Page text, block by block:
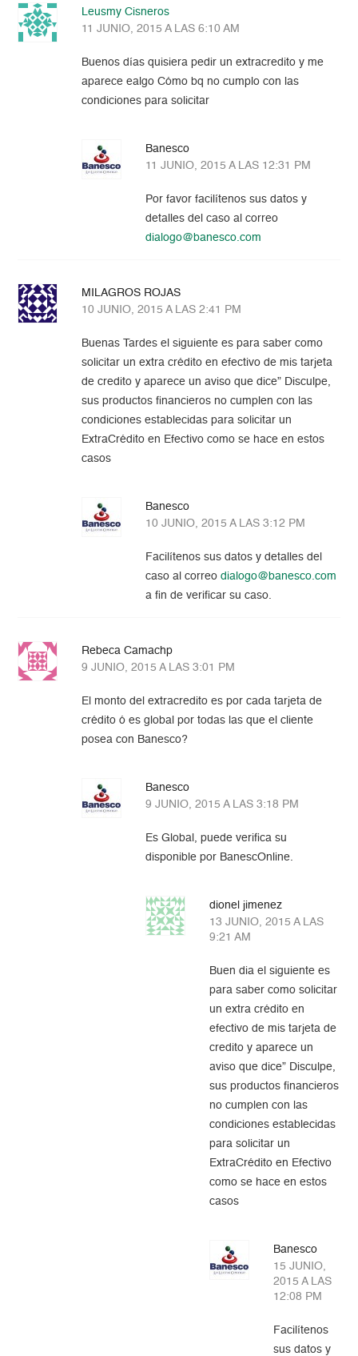
Leusmy Cisneros
11 JUNIO, 2015 A LAS 6:10 AM
Buenos días quisiera pedir un extracredito y me
aparece ealgo Cómo bq no cumplo con las
condiciones para solicitar
Banesco
11 JUNIO, 2015 A LAS 12:31 PM
Por favor facilítenos sus datos y
detalles del caso al correo
dialogo@banesco.com
MILAGROS ROJAS
10 JUNIO, 2015 A LAS 2:41 PM
Buenas Tardes el siguiente es para saber como
solicitar un extra crédito en efectivo de mis tarjeta
de credito y aparece un aviso que dice” Disculpe,
sus productos financieros no cumplen con las
condiciones establecidas para solicitar un
ExtraCrédito en Efectivo como se hace en estos
casos
Banesco
10 JUNIO, 2015 A LAS 3:12 PM
Facilítenos sus datos y detalles del
caso al correodialogo@banesco.com
a fin de verificar su caso.
Rebeca Camachp
9 JUNIO, 2015 A LAS 3:01 PM
El monto del extracredito es por cada tarjeta de
crédito ó es global por todas las que el cliente
posea con Banesco?
Banesco
9 JUNIO, 2015 A LAS 3:18 PM
Es Global, puede verifica su
disponible por BanescOnline.
dionel jimenez
13 JUNIO, 2015 A LAS
9:21 AM
Buen dia el siguiente es
para saber como solicitar
un extra crédito en
efectivo de mis tarjeta de
credito y aparece un
aviso que dice” Disculpe,
sus productos financieros
no cumplen con las
condiciones establecidas
para solicitar un
ExtraCrédito en Efectivo
como se hace en estos
casos
Banesco
15 JUNIO,
2015 A LAS
12:08 PM
Facilítenos
sus datos y